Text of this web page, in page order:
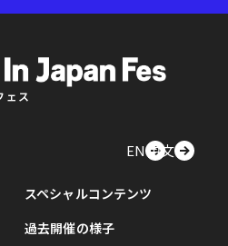
ェス
EN中文
スペシャルコンテンツ
過去開催の様子